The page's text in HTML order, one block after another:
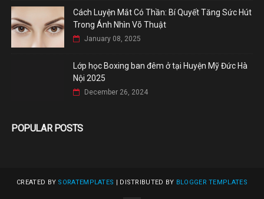
Cách Luyện Mắt Có Thần: Bí Quyết Tăng Sức Hút
Trong Ánh Nhìn Võ Thuật
January 08, 2025
Lớp học Boxing ban đêm ở tại Huyện Mỹ Đức Hà
Nội 2025
December 26, 2024
POPULAR POSTS
CREATED BY SORATEMPLATES | DISTRIBUTED BY BLOGGER TEMPLATES